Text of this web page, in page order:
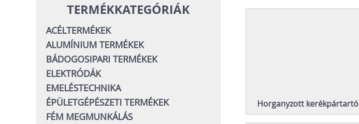
TERMÉKKATEGÓRIÁK
ACÉLTERMÉKEK
ALUMÍNIUM TERMÉKEK
BÁDOGOSIPARI TERMÉKEK
ELEKTRÓDÁK
EMELÉSTECHNIKA
ÉPÜLETGÉPÉSZETI TERMÉKEK
FÉM MEGMUNKÁLÁS
Horganyzott kerékpártartó